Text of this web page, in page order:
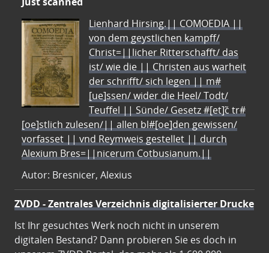
Lienhard Hirsing.|| COMOEDIA ||
von dem geystlichen kampff/
Christ=||licher Ritterschafft/ das
ist/ wie die || Christen aus warheit
der schrifft/ sich legen || m#
[ue]ssen/ wider die Heel/ Todt/
Teuffel || Sünde/ Gesetz #[et]c̃ tr#
[oe]stlich zulesen/|| allen bl#[oe]den gewissen/
vorfasset || vnd Reymweis gestellet || durch
Alexium Bres=||nicerum Cotbusianum.||
Autor: Bresnicer, Alexius
ZVDD - Zentrales Verzeichnis digitalisierter Drucke
Ist Ihr gesuchtes Werk noch nicht in unserem
digitalen Bestand? Dann probieren Sie es doch in